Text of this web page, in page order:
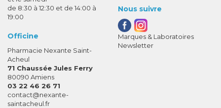
de 8:30 à 12:30 et de 14:00 à
19:00
Officine
Pharmacie Nexante Saint-
Acheul
71 Chaussée Jules Ferry
80090 Amiens
03 22 46 26 71
contact-
@-
nexante-
saintacheul.fr
Nous suivre
Marques & Laboratoires
Newsletter